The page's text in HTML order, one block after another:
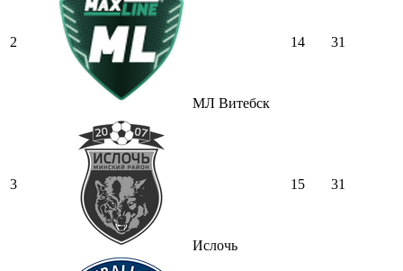
2
МЛ Витебск
14 31
3
Ислочь
15 31